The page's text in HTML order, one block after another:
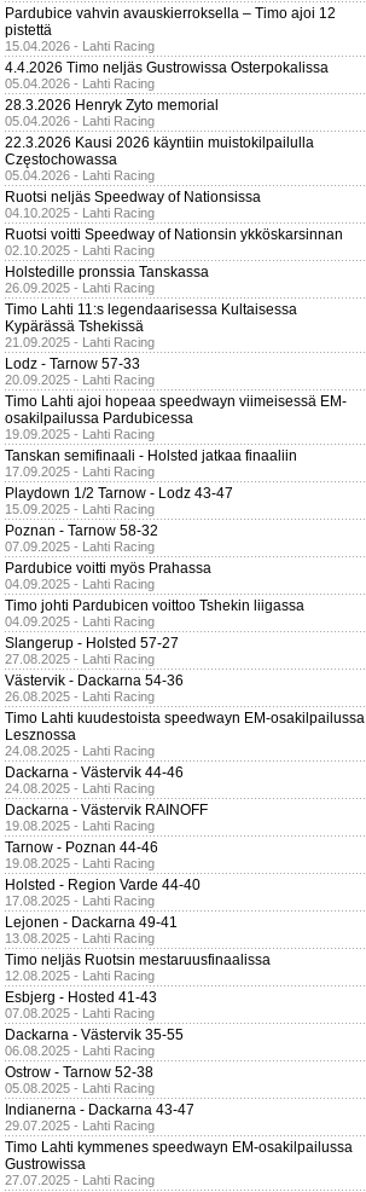
Pardubice vahvin avauskierroksella – Timo ajoi 12
pistettä
15.04.2026 - Lahti Racing
4.4.2026 Timo neljäs Gustrowissa Osterpokalissa
05.04.2026 - Lahti Racing
28.3.2026 Henryk Zyto memorial
05.04.2026 - Lahti Racing
22.3.2026 Kausi 2026 käyntiin muistokilpailulla
Częstochowassa
05.04.2026 - Lahti Racing
Ruotsi neljäs Speedway of Nationsissa
04.10.2025 - Lahti Racing
Ruotsi voitti Speedway of Nationsin ykköskarsinnan
02.10.2025 - Lahti Racing
Holstedille pronssia Tanskassa
26.09.2025 - Lahti Racing
Timo Lahti 11:s legendaarisessa Kultaisessa
Kypärässä Tshekissä
21.09.2025 - Lahti Racing
Lodz - Tarnow 57-33
20.09.2025 - Lahti Racing
Timo Lahti ajoi hopeaa speedwayn viimeisessä EM-
osakilpailussa Pardubicessa
19.09.2025 - Lahti Racing
Tanskan semifinaali - Holsted jatkaa finaaliin
17.09.2025 - Lahti Racing
Playdown 1/2 Tarnow - Lodz 43-47
15.09.2025 - Lahti Racing
Poznan - Tarnow 58-32
07.09.2025 - Lahti Racing
Pardubice voitti myös Prahassa
04.09.2025 - Lahti Racing
Timo johti Pardubicen voittoo Tshekin liigassa
04.09.2025 - Lahti Racing
Slangerup - Holsted 57-27
27.08.2025 - Lahti Racing
Västervik - Dackarna 54-36
26.08.2025 - Lahti Racing
Timo Lahti kuudestoista speedwayn EM-osakilpailussa
Lesznossa
24.08.2025 - Lahti Racing
Dackarna - Västervik 44-46
24.08.2025 - Lahti Racing
Dackarna - Västervik RAINOFF
19.08.2025 - Lahti Racing
Tarnow - Poznan 44-46
19.08.2025 - Lahti Racing
Holsted - Region Varde 44-40
17.08.2025 - Lahti Racing
Lejonen - Dackarna 49-41
13.08.2025 - Lahti Racing
Timo neljäs Ruotsin mestaruusfinaalissa
12.08.2025 - Lahti Racing
Esbjerg - Hosted 41-43
07.08.2025 - Lahti Racing
Dackarna - Västervik 35-55
06.08.2025 - Lahti Racing
Ostrow - Tarnow 52-38
05.08.2025 - Lahti Racing
Indianerna - Dackarna 43-47
29.07.2025 - Lahti Racing
Timo Lahti kymmenes speedwayn EM-osakilpailussa
Gustrowissa
27.07.2025 - Lahti Racing